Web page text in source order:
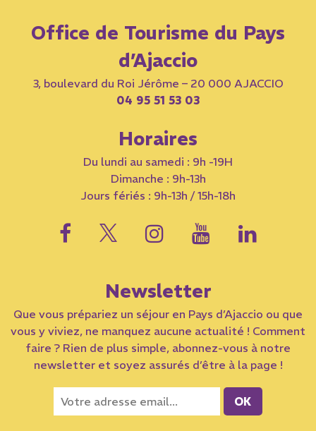
Office de Tourisme du Pays
d’Ajaccio
3, boulevard du Roi Jérôme – 20 000 AJACCIO
04 95 51 53 03
Horaires
Du lundi au samedi : 9h -19H
Dimanche : 9h-13h
Jours fériés : 9h-13h / 15h-18h
Newsletter
Que vous prépariez un séjour en Pays d’Ajaccio ou que
vous y viviez, ne manquez aucune actualité ! Comment
faire ? Rien de plus simple, abonnez-vous à notre
newsletter et soyez assurés d’être à la page !